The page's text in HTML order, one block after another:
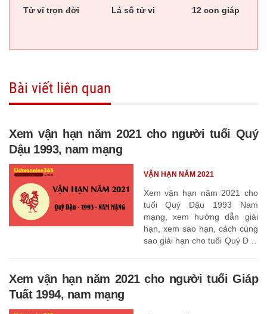
Tử vi trọn đời Lá số tử vi 12 con giáp
Bài viết liên quan
Xem vận hạn năm 2021 cho người tuổi Quý
Dậu 1993, nam mạng
Xem vận hạn năm 2021 cho
tuổi Quý Dậu 1993 Nam
mạng, xem hướng dẫn giải
hạn, xem sao hạn, cách cúng
sao giải hạn cho tuổi Quý Dậu
VẬN HẠN NĂM 2021
Xem vận hạn năm 2021 cho người tuổi Giáp
Tuất 1994, nam mạng